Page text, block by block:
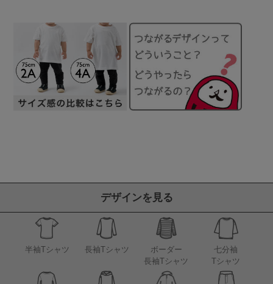
デザインを見る
半袖Tシャツ 長袖Tシャツ
ボーダー
長袖Tシャツ
七分袖
Tシャツ